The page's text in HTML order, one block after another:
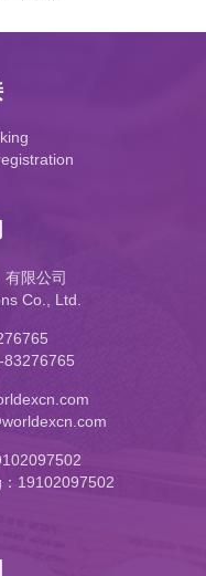
限公司
Co., Ltd.
19102097502